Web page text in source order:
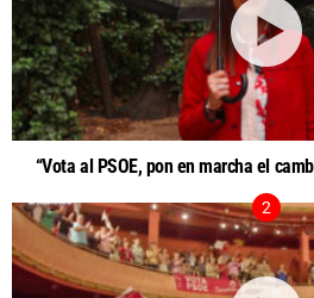
“Vota al PSOE, pon en marcha el